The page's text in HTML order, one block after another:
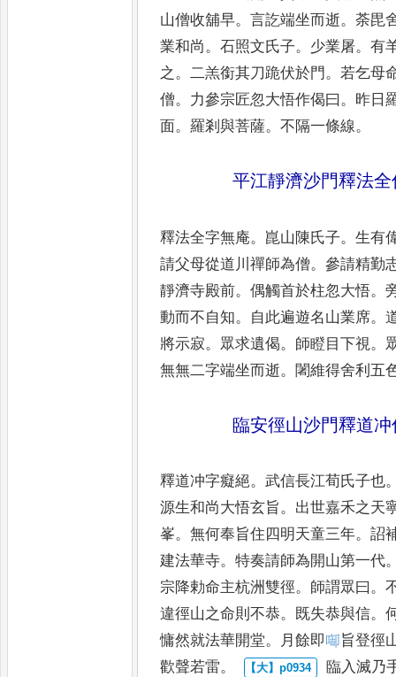
山僧收舖早。言訖端坐而逝。荼毘
業和尚。石照文氏子。 少業屠。有
之。二羔銜其刀跪伏於門。若乞母
僧。 力參宗匠忽大悟作偈曰 。 昨日
面。羅剎與菩薩。不隔一條線。
平江靜濟沙門釋法全
釋法全字無庵。 崑山陳氏子。生有
請父母從道川禪師為僧。參請精勤
靜濟寺殿前。偶觸首於柱忽大悟。
動而不自知。 自此遍遊名山業席。
將示寂。 眾求遺偈。 師瞪目下視 。
無無二字端坐而逝。 闍維得舍利五
臨安徑山沙門釋道冲
釋道冲字癡絕。武信長江荀氏子也
源生和尚大悟玄旨。 出世嘉禾之天
峯。無何奉旨住四明天童三年。詔
建法華寺。特奏請師為開山第一代
宗降勅命主杭洲雙徑。 師謂眾曰。
違徑山之命則不恭。 既失恭與信。
慵然就法華開堂。 月餘即啣旨登徑
歡聲若雷。
臨入滅乃